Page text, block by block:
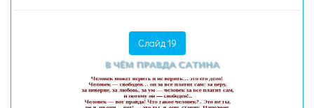
Слайд 19